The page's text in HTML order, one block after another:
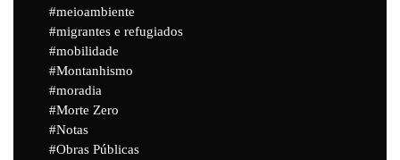
meioambiente
migrantes e refugiados
mobilidade
Montanhismo
moradia
Morte Zero
Notas
Obras Públicas